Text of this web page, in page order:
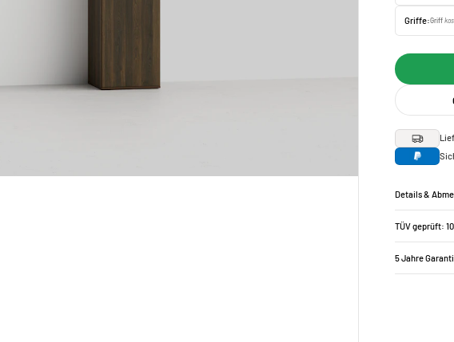
Griffe:Griff
Details &
TÜV geprüft:
5 Jahre